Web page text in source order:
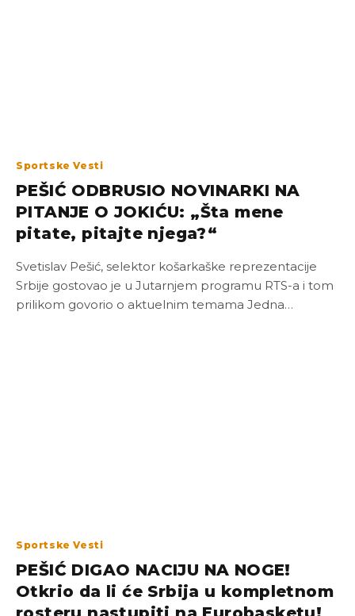
Sportske Vesti
PEŠIĆ ODBRUSIO NOVINARKI NA
PITANJE O JOKIĆU: „Šta mene
pitate, pitajte njega?“
Svetislav Pešić, selektor košarkaške reprezentacije
Srbije gostovao je u Jutarnjem programu RTS-a i tom
prilikom govorio o aktuelnim temama Jedna…
Sportske Vesti
PEŠIĆ DIGAO NACIJU NA NOGE!
Otkrio da li će Srbija u kompletnom